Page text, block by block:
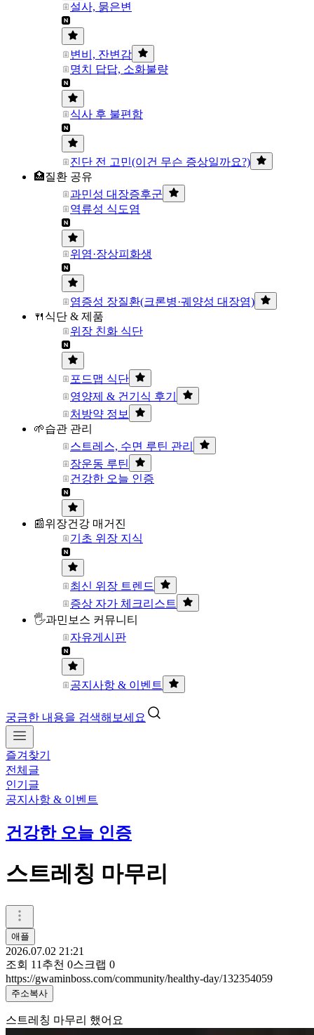
설사, 묽은변
변비, 잔변감
명치 답답, 소화불량
식사 후 불편함
진단 전 고민(이건 무슨 증상일까요?)
🏥질환 공유
과민성 대장증후군
역류성 식도염
위염·장상피화생
염증성 장질환(크론병·궤양성 대장염)
🍴식단 & 제품
위장 친화 식단
포드맵 식단
영양제 & 건기식 후기
처방약 정보
🌱습관 관리
스트레스, 수면 루틴 관리
장운동 루틴
건강한 오늘 인증
📰위장건강 매거진
기초 위장 지식
최신 위장 트렌드
증상 자가 체크리스트
🖐과민보스 커뮤니티
자유게시판
공지사항 & 이벤트
궁금한 내용을 검색해보세요
즐겨찾기
전체글
인기글
공지사항 & 이벤트
건강한 오늘 인증
스트레칭 마무리
애플
2026.07.02 21:21
조회 11 추천 0스크랩 0
https://gwaminboss.com/community/healthy-day/132354059
주소복사
스트레칭 마무리 했어요